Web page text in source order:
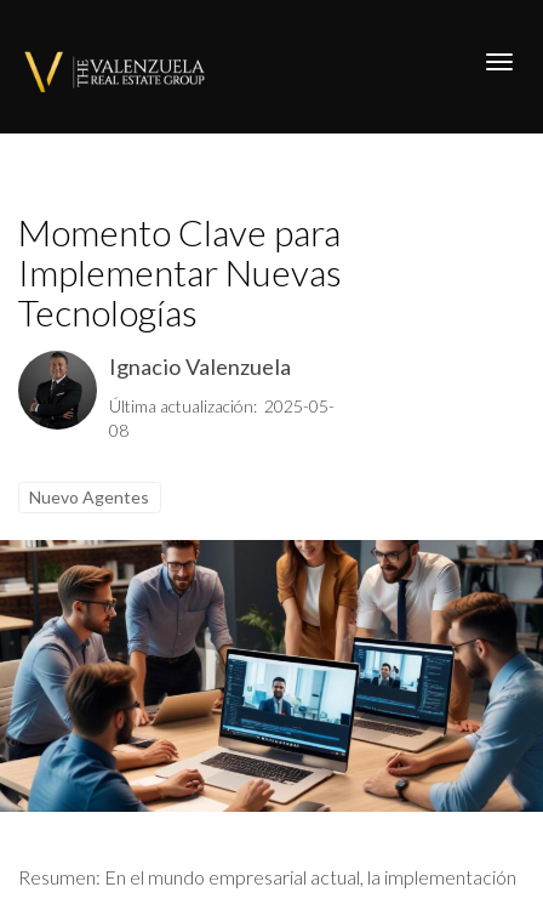
Momento Clave para
Implementar Nuevas
Tecnologías
Ignacio Valenzuela
Última actualización: 2025-05-
08
Nuevo Agentes
Resumen: En el mundo empresarial actual, la implementación